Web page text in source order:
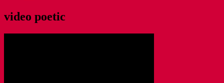
video poetic